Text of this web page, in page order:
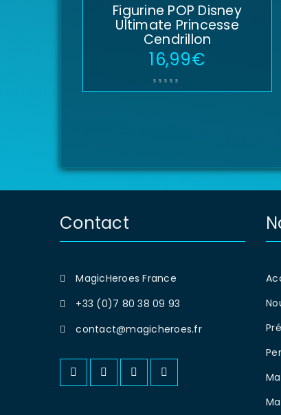
Figurine POP Disney
Ultimate Princesse
Cendrillon
16,99€
Contact
MagicHeroes France
+33 (0)7 80 38 09 93
contact@magicheroes.fr